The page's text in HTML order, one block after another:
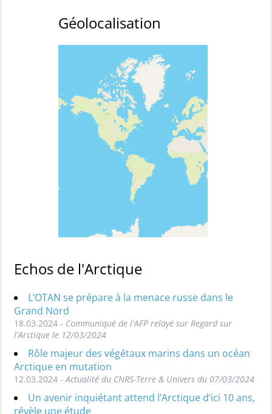
Géolocalisation
Echos de l'Arctique
L’OTAN se prépare à la menace russe dans le
Grand Nord
18.03.2024 - Communiqué de l'AFP relayé sur Regard sur
l'Arctique le 12/03/2024
Rôle majeur des végétaux marins dans un océan
Arctique en mutation
12.03.2024 -Actualité du CNRS-Terre & Univers du 07/03/2024
Un avenir inquiétant attend l’Arctique d’ici 10 ans,
révèle une étude